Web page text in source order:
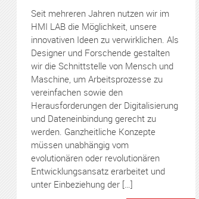
Seit mehreren Jahren nutzen wir im
HMI LAB die Möglichkeit, unsere
innovativen Ideen zu verwirklichen. Als
Designer und Forschende gestalten
wir die Schnittstelle von Mensch und
Maschine, um Arbeitsprozesse zu
vereinfachen sowie den
Herausforderungen der Digitalisierung
und Dateneinbindung gerecht zu
werden. Ganzheitliche Konzepte
müssen unabhängig vom
evolutionären oder revolutionären
Entwicklungsansatz erarbeitet und
unter Einbeziehung der […]